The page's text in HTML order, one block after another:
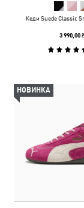
Кеди Suede Classic
3 990,00
НОВИНКА